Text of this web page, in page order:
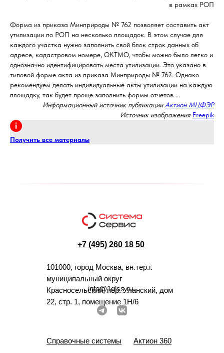
в рамках РОП
Форма из приказа Минприроды № 762 позволяет составить акт
утилизации по РОП на несколько площадок. В этом случае для
каждого участка нужно заполнить свой блок строк данных об
адресе, кадастровом номере, ОКТМО, чтобы можно было легко и
однозначно идентифицировать места утилизации. Это указано в
типовой форме акта из приказа Минприроды № 762. Однако
рекомендуем делать индивидуальные акты утилизации на каждую
площадку, так будет проще заполнить формы отчетов ...
Информационный источник публикации Актион МЦФЭР
Источник изображения Freepik
Получить все материалы
+7 (495) 260 18 50
101000, город Москва, вн.тер.г.
муниципальный округ
Красносельский, пер. Уланский, дом
22, стр. 1, помещение 1Н/6
info@1glss.ru
Справочные системы
Актион 360